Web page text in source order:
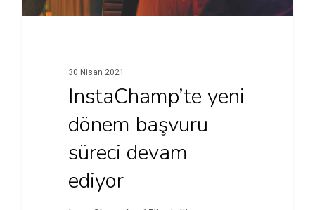
30 Nisan 2021
InstaChamp’te yeni
dönem başvuru
süreci devam
ediyor